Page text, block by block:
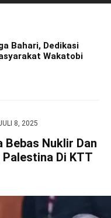
Bahari, Dedikasi
Wakatobi
8, 2025
Bebas Nuklir Dan
Palestina Di KTT